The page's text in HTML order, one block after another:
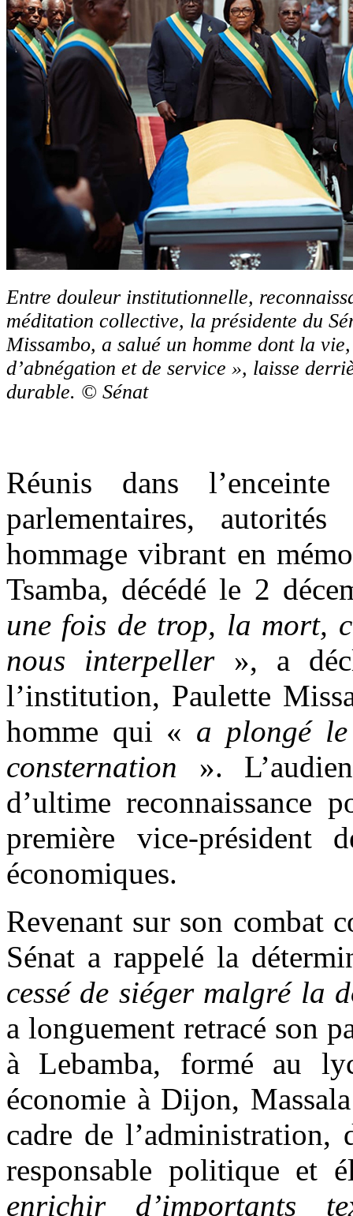
Entre douleur institutionnelle,
méditation collective, la présidente du
Missambo, a salué un homme dont la
d’abnégation et de service », laisse
durable. © Sénat
Réunis dans
parlementaires,
hommage vibrant en
Tsamba, décédé le 2
une fois de trop, la mort,
nous interpeller», a
l’institution, Paulette
homme qui « a plongé
consternation ».
d’ultime reconnaissance
première vice-président
économiques.
Revenant sur son combat
Sénat a rappelé la
cessé de siéger malgré la
a longuement retracé son
à Lebamba, formé au
économie à Dijon,
cadre de l’administration,
responsable politique
enrichir d’importants